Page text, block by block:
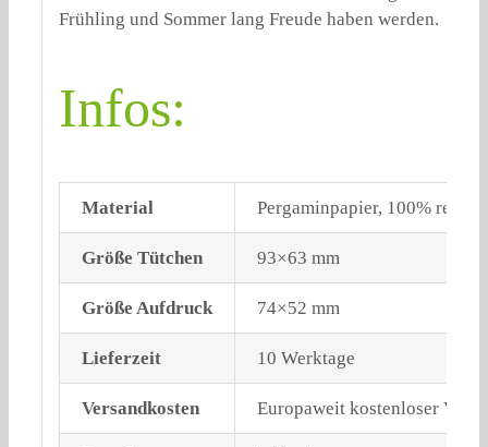
Frühling und Sommer lang Freude haben werden.
Infos:
Material Pergaminpapier, 100%
Größe Tütchen 93×63 mm
Größe Aufdruck 74×52 mm
Lieferzeit 10 Werktage
Versandkosten Europaweit kostenloser